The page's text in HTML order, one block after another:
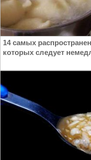
14 самых
которых следует